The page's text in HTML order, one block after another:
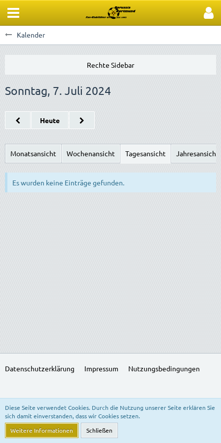
Kalender
Sonntag, 7. Juli 2024
Heute
Monatsansicht Wochenansicht Tagesansicht Jahresansicht
Es wurden keine Einträge gefunden.
Datenschutzerklärung Impressum Nutzungsbedingungen
Stil:Freedom of Life, erstellt von
Community-Software:WoltLab Suite™ 5.3.24
Diese Seite verwendet Cookies. Durch die Nutzung unserer Seite erklären Sie
sich damit einverstanden, dass wir Cookies setzen.
Weitere Informationen
Schließen